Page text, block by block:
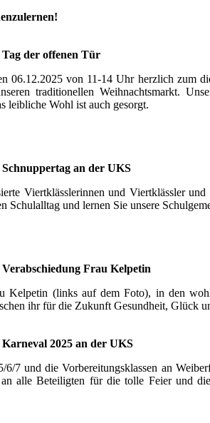
Tag der offenen Tür
06.12.2025 von 11-14 Uhr herzlich zum
traditionellen Weihnachtsmarkt.
leibliche Wohl ist auch gesorgt.
Schnuppertag an der UKS
Viertklässlerinnen und Viertklässler
Schulalltag und lernen Sie unsere
Verabschiedung Frau Kelpetin
Kelpetin (links auf dem Foto), in den
ihr für die Zukunft Gesundheit, Glück
Karneval 2025 an der UKS
7 und die Vorbereitungsklassen an
alle Beteiligten für die tolle Feier und